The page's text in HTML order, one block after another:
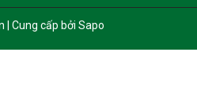
| Cung cấp bởi Sapo